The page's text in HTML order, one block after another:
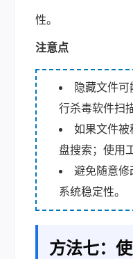
性。
注意点
隐藏文件
行杀毒软件扫
如果文件被
盘搜索；使用
避免随意修
系统稳定性。
方法七：